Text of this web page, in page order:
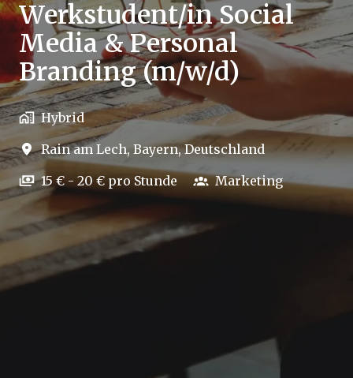
Werkstudent/in Social
Media & Personal
Branding (m/w/d)
Hybrid
Rain am Lech, Bayern, Deutschland
15 € - 20 € pro Stunde
Marketing